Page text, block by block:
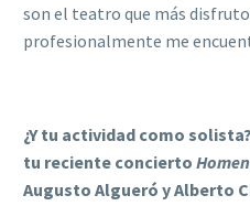
son el teatro que más
profesionalmente me
¿Y tu actividad como
tu reciente concierto
Augusto Algueró y Alberto